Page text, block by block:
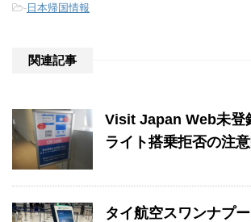
-日本帰国情報
関連記事
Visit Japan Web未登
ライト搭乗拒否の注
タイ航空スワンナプ